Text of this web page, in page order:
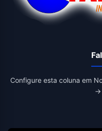
Configure esta coluna em
→